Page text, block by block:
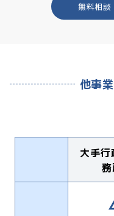
無料相談
他事
大手行